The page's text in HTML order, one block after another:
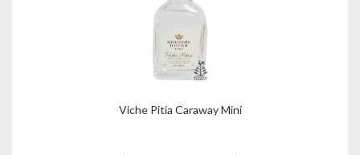
Viche Pitia Caraway Mini